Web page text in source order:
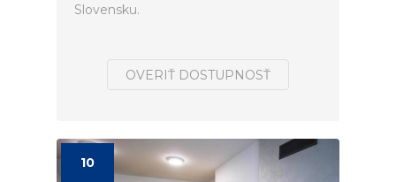
Slovensku.
OVERIŤ DOSTUPNOSŤ
10